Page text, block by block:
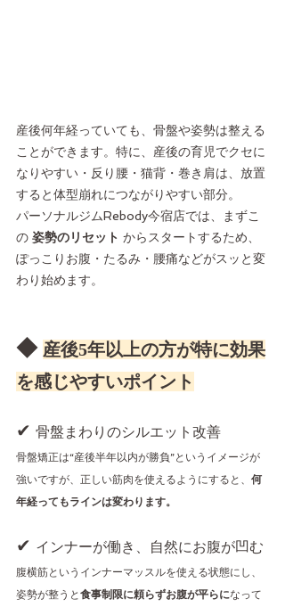
産後何年経っていても、骨盤や姿勢は整える
ことができます。特に、産後の育児でクセに
なりやすい・反り腰・猫背・巻き肩は、放置
すると体型崩れにつながりやすい部分。
パーソナルジムRebody今宿店では、まずこ
の 姿勢のリセット からスタートするため、
ぽっこりお腹・たるみ・腰痛などがスッと変
わり始めます。
◆ 産後5年以上の方が特に効果
を感じやすいポイント
✔ 骨盤まわりのシルエット改善
骨盤矯正は“産後半年以内が勝負”というイメージが
強いですが、正しい筋肉を使えるようにすると、 何
年経ってもラインは変わります。
✔ インナーが働き、自然にお腹が凹む
腹横筋というインナーマッスルを使える状態にし、
姿勢が整うと 食事制限に頼らずお腹が平らになって